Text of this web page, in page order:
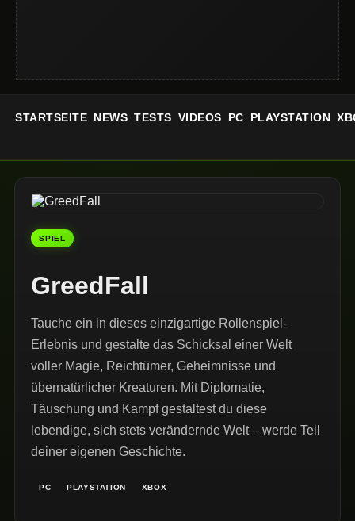
STARTSEITE NEWS TESTS VIDEOS PC PLAYSTATION
SPIEL
GreedFall
Tauche ein in dieses einzigartige Rollenspiel-
Erlebnis und gestalte das Schicksal einer Welt
voller Magie, Reichtümer, Geheimnisse und
übernatürlicher Kreaturen. Mit Diplomatie,
Täuschung und Kampf gestaltest du diese
lebendige, sich stets verändernde Welt – werde Teil
deiner eigenen Geschichte.
PC PLAYSTATION XBOX